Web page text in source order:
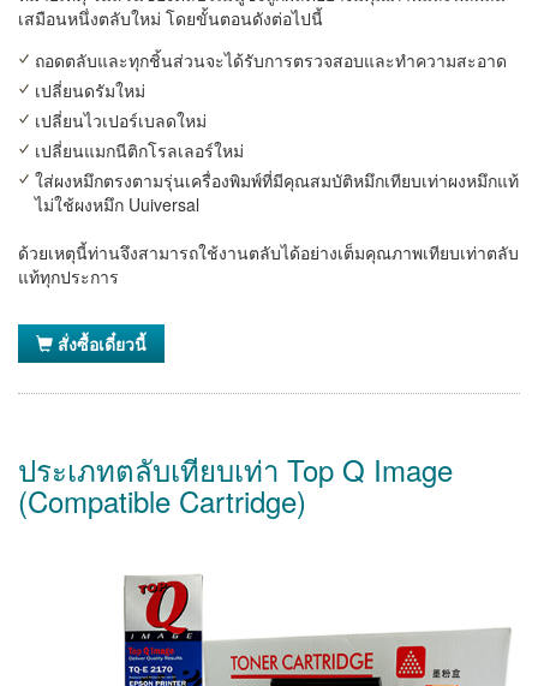
เสมือนหนึ่งตลับใหม่ โดยขั้นตอนดังต่อไปนี้
ถอดตลับและทุกชิ้นส่วนจะได้รับการตรวจสอบและทำความสะอาด
เปลี่ยนดรัมใหม่
เปลี่ยนไวเปอร์เบลดใหม่
เปลี่ยนแมกนีติกโรลเลอร์ใหม่
ใส่ผงหมึกตรงตามรุ่นเครื่องพิมพ์ที่มีคุณสมบัติหมึกเทียบเท่าผงหมึกแท้
ไม่ใช้ผงหมึก Uuiversal
ด้วยเหตุนี้ท่านจึงสามารถใช้งานตลับได้อย่างเต็มคุณภาพเทียบเท่าตลับ
แท้ทุกประการ
สั่งซื้อเดี๋ยวนี้
ประเภทตลับเทียบเท่า Top Q Image
(Compatible Cartridge)